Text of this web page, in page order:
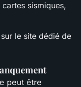
sismiques,
le site dédié de
peut être